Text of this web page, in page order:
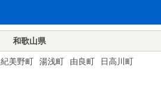
和歌山県
紀美野町 湯浅町 由良町
日高川町